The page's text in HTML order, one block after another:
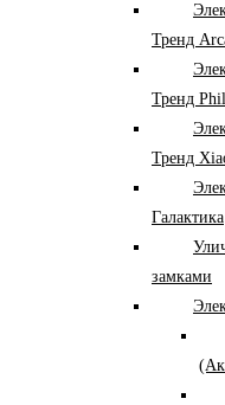
Тренд
Тренд
Тренд
Галактика
замками